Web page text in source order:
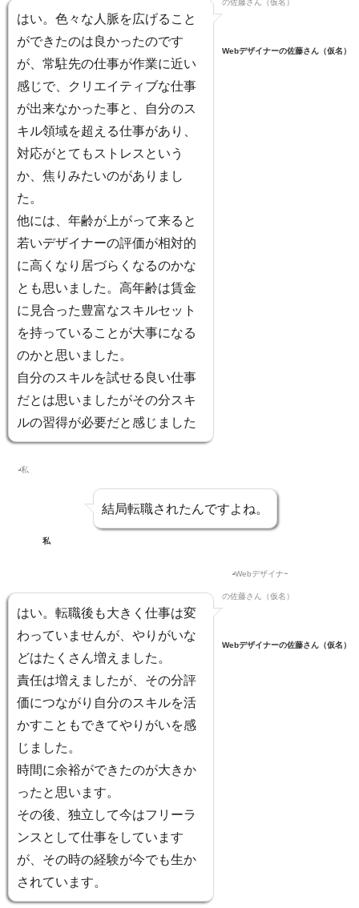
はい。色々な人脈を広げること
ができたのは良かったのです
が、常駐先の仕事が作業に近い
感じで、クリエイティブな仕事
が出来なかった事と、自分のス
キル領域を超える仕事があり、
対応がとてもストレスという
か、焦りみたいのがありまし
た。
他には、年齢が上がって来ると
若いデザイナーの評価が相対的
に高くなり居づらくなるのかな
とも思いました。高年齢は賃金
に見合った豊富なスキルセット
を持っていることが大事になる
のかと思いました。
自分のスキルを試せる良い仕事
だとは思いましたがその分スキ
ルの習得が必要だと感じました
Webデザイナーの佐藤さん（仮名）
私
結局転職されたんですよね。
はい。転職後も大きく仕事は変
わっていませんが、やりがいな
どはたくさん増えました。
責任は増えましたが、その分評
価につながり自分のスキルを活
かすこともできてやりがいを感
じました。
時間に余裕ができたのが大きか
ったと思います。
その後、独立して今はフリーラ
ンスとして仕事をしています
が、その時の経験が今でも生か
されています。
Webデザイナーの佐藤さん（仮名）